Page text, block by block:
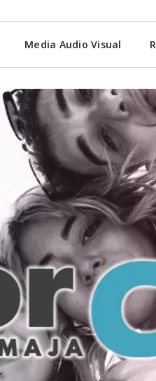
Media Audio Visual